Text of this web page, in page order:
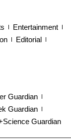
Entertainment
Editorial
Guardian
Guardian
Guardian